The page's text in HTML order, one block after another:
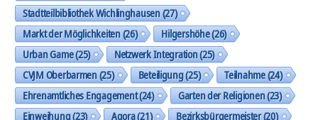
Stadtteilbibliothek Wichlinghausen(27)
Markt der Möglichkeiten(26) Hilgershöhe(26)
Urban Game(25) Netzwerk Integration(25)
CVJM Oberbarmen(25) Beteiligung(25) Teilnahme(24)
Ehrenamtliches Engagement(24) Garten der Religionen(23)
Einweihung(23) Agora(21) Bezirksbürgermeister(20)